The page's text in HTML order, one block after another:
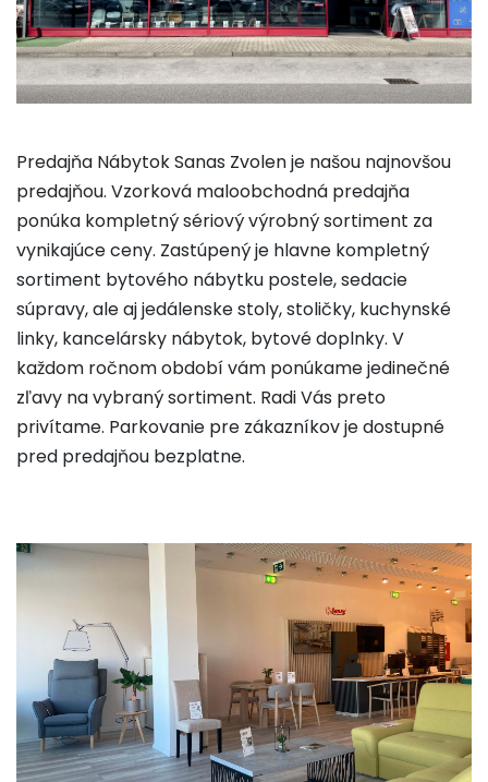
Predajňa Nábytok Sanas Zvolen je našou najnovšou
predajňou. Vzorková maloobchodná predajňa
ponúka kompletný sériový výrobný sortiment za
vynikajúce ceny. Zastúpený je hlavne kompletný
sortiment bytového nábytku postele, sedacie
súpravy, ale aj jedálenske stoly, stoličky, kuchynské
linky, kancelársky nábytok, bytové doplnky. V
každom ročnom období vám ponúkame jedinečné
zľavy na vybraný sortiment. Radi Vás preto
privítame. Parkovanie pre zákazníkov je dostupné
pred predajňou bezplatne.